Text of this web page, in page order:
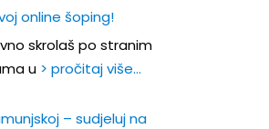
online šoping!
skrolaš po stranim
u > pročitaj više…
– sudjeluj na